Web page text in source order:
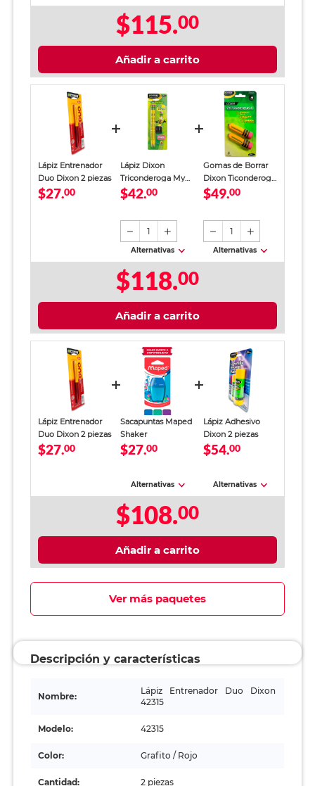
$115.00
Añadir a carrito
Lápiz Entrenador
Duo Dixon 2 piezas
$27.00
Lápiz Dixon
Triconderoga My
First 3 piezas
$42.00
1
Alternativas
Gomas de Borrar
Dixon Ticonderoga
Amarillo 2 piezas
$49.00
1
Alternativas
$118.00
Añadir a carrito
Lápiz Entrenador
Duo Dixon 2 piezas
$27.00
Sacapuntas Maped
Shaker
$27.00
Alternativas
Lápiz Adhesivo
Dixon 2 piezas
$54.00
Alternativas
$108.00
Añadir a carrito
Ver más paquetes
Descripción y características
Nombre:
Lápiz Entrenador Duo Dixon
42315
Modelo: 42315
Color: Grafito / Rojo
Cantidad: 2 piezas